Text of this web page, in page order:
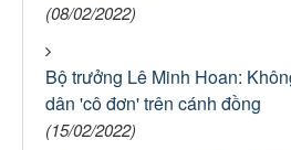
(08/02/2022)
Bộ trưởng Lê Minh Hoan:
dân 'cô đơn' trên cánh đồng
(15/02/2022)